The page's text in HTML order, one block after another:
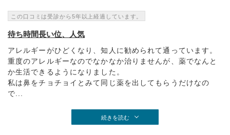
この口コミは受診から5年以上経過しています。
待ち時間長い位、人気
アレルギーがひどくなり、知人に勧められて通っています。
重度のアレルギーなのでなかなか治りませんが、薬でなんと
か生活できるようになりました。
私は鼻をチョチョイとみて同じ薬を出してもらうだけなの
で...
続きを読む